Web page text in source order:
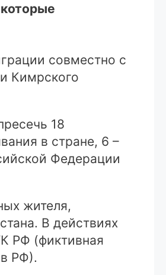
совместно с
Кимрского
18
в стране, 6 –
Федерации
жителя,
В действиях
РФ (фиктивная
РФ).